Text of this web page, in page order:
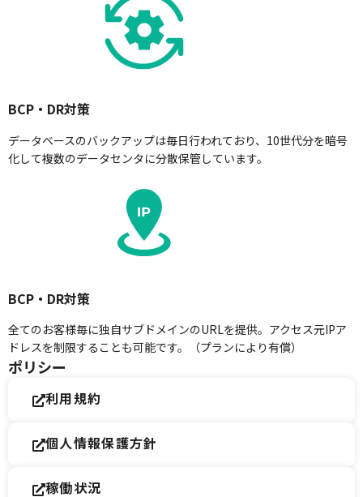
BCP・DR対策
データベースのバックアップは毎日行われており、10世代分を暗号
化して複数のデータセンタに分散保管しています。
BCP・DR対策
全てのお客様毎に独自サブドメインのURLを提供。アクセス元IPア
ドレスを制限することも可能です。（プランにより有償）
ポリシー
利用規約
個人情報保護方針
稼働状況